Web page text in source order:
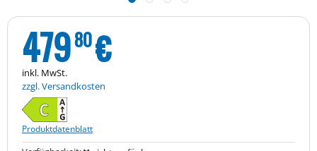
47980€
inkl. MwSt.
zzgl. Versandkosten
Produktdatenblatt